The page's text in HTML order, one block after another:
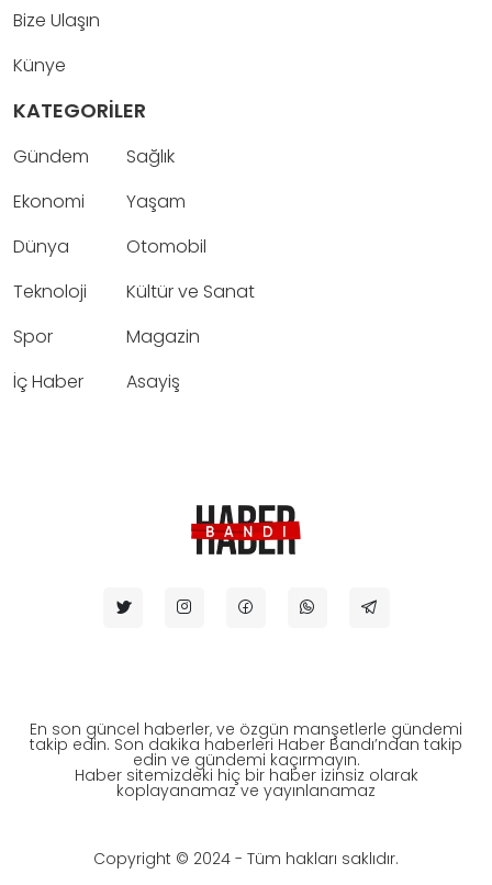
Bize Ulaşın
Künye
KATEGORİLER
Gündem
Ekonomi
Dünya
Teknoloji
Spor
İç Haber
Sağlık
Yaşam
Otomobil
Kültür ve Sanat
Magazin
Asayiş
En son güncel haberler, ve özgün manşetlerle gündemi
takip edin. Son dakika haberleri Haber Bandı’ndan takip
edin ve gündemi kaçırmayın.
Haber sitemizdeki hiç bir haber izinsiz olarak
koplayanamaz ve yayınlanamaz
Copyright © 2024 - Tüm hakları saklıdır.